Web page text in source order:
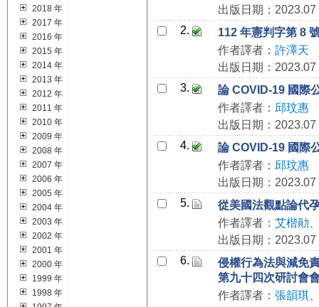
2018 年
2017 年
2016 年
2015 年
2014 年
2013 年
2012 年
2011 年
2010 年
2009 年
2008 年
2007 年
2006 年
2005 年
2004 年
2003 年
2002 年
2001 年
2000 年
1999 年
1998 年
出版日期：2023.07
2.
112 年憲判字第 8
作者譯者： 許澤天
出版日期：2023.07
3.
論 COVID-19 國際
作者譯者： 邱玟惠
出版日期：2023.07
4.
論 COVID-19 國際
作者譯者： 邱玟惠
出版日期：2023.07
5.
從美國法觀點論代
作者譯者： 艾楷勛
出版日期：2023.07
6.
侵權行為法與減免
第九十四次研討會
作者譯者： 張韻琪